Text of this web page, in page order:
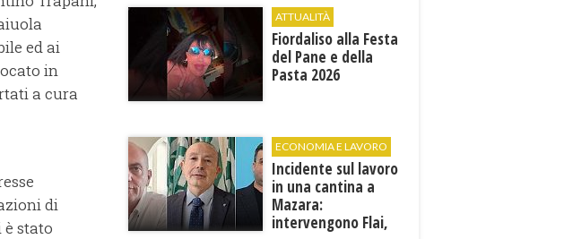
ed ai
in
a cura
di
stato
terra
ATTUALITÀ
Fiordaliso alla Festa
del Pane e della
Pasta 2026
ECONOMIA E LAVORO
Incidente sul lavoro
in una cantina a
Mazara:
intervengono Flai,